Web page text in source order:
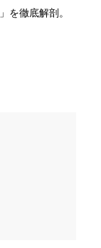
を徹底解剖。